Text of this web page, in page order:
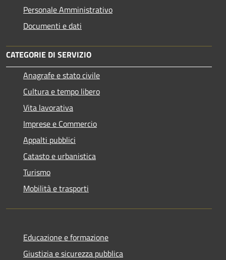
Personale Amministrativo
Documenti e dati
CATEGORIE DI SERVIZIO
Anagrafe e stato civile
Cultura e tempo libero
Vita lavorativa
Imprese e Commercio
Appalti pubblici
Catasto e urbanistica
Turismo
Mobilità e trasporti
Educazione e formazione
Giustizia e sicurezza pubblica